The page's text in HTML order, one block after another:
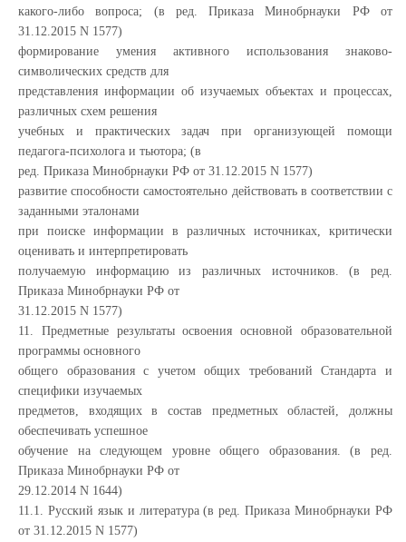
какого-либо вопроса; (в ред. Приказа Минобрнауки РФ от
31.12.2015 N 1577)
формирование умения активного использования знаково-
символических средств для
представления информации об изучаемых объектах и процессах,
различных схем решения
учебных и практических задач при организующей помощи
педагога-психолога и тьютора; (в
ред. Приказа Минобрнауки РФ от 31.12.2015 N 1577)
развитие способности самостоятельно действовать в соответствии с
заданными эталонами
при поиске информации в различных источниках, критически
оценивать и интерпретировать
получаемую информацию из различных источников. (в ред.
Приказа Минобрнауки РФ от
31.12.2015 N 1577)
11. Предметные результаты освоения основной образовательной
программы основного
общего образования с учетом общих требований Стандарта и
специфики изучаемых
предметов, входящих в состав предметных областей, должны
обеспечивать успешное
обучение на следующем уровне общего образования. (в ред.
Приказа Минобрнауки РФ от
29.12.2014 N 1644)
11.1. Русский язык и литература (в ред. Приказа Минобрнауки РФ
от 31.12.2015 N 1577)